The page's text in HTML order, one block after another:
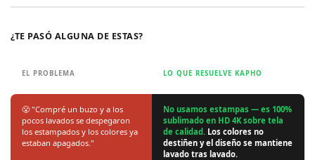
¿TE PASÓ ALGUNA DE ESTAS?
EL PROBLEMA LO QUE RESUELVE KAPHO
😤 "Compré un buzo y a los
pocos lavados se despegaron
los estampados y los colores ya
estaban apagados."
No usamos estampas — es 100%
sublimado en HD 4K sobre tela
de calidad. Los colores no
destiñen y el diseño se mantiene
lavado tras lavado.